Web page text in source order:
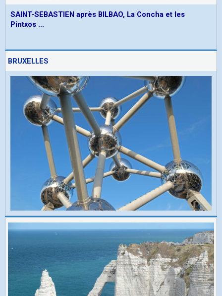
SAINT-SEBASTIEN après BILBAO, La Concha et les
Pintxos ...
BRUXELLES